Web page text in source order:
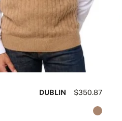
$350.87
DUBLIN